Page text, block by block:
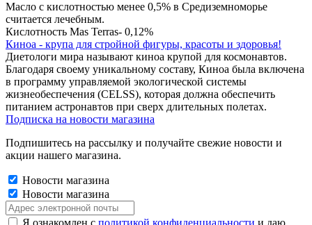
Масло с кислотностью менее 0,5% в Средиземноморье
считается лечебным.
Кислотность Mas Terras- 0,12%
Киноа - крупа для стройной фигуры, красоты и здоровья!
Диетологи мира называют киноа крупой для космонавтов.
Благодаря своему уникальному составу, Киноа была включена
в программу управляемой экологической системы
жизнеобеспечения (CELSS), которая должна обеспечить
питанием астронавтов при сверх длительных полетах.
Подписка на новости магазина
Подпишитесь на рассылку и получайте свежие новости и
акции нашего магазина.
Новости магазина
Новости магазина